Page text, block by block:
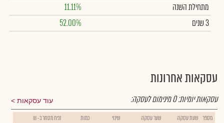
מתחילת השנה
11.11%
3 שנים
52.00%
עסקאות אחרונות
עוד עסקאות עסקאות יומיות:0מינימום לעסקה:
מספר שעת עסקה שער עסקה שינוי כמות נפח מסחר ב- ₪